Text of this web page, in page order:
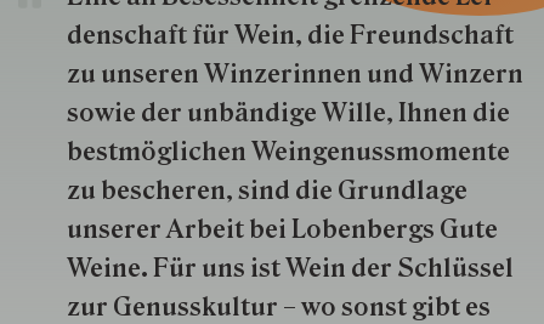
den­schaft für Wein, die Freund­schaft
zu unseren Win­zer­innen und Win­zern
so­wie der un­bän­dige Wille, Ihnen die
best­mög­lich­en Wein­genuss­momente
zu besche­ren, sind die Grund­lage
unserer Arbeit bei Lobenbergs Gute
Weine. Für uns ist Wein der Schlüs­sel
zur Genuss­kultur – wo sonst gibt es